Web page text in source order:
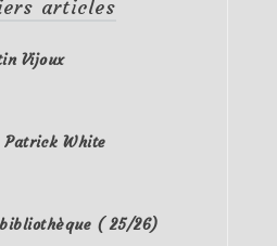
articles
Vijoux
Patrick White
( 25/26)